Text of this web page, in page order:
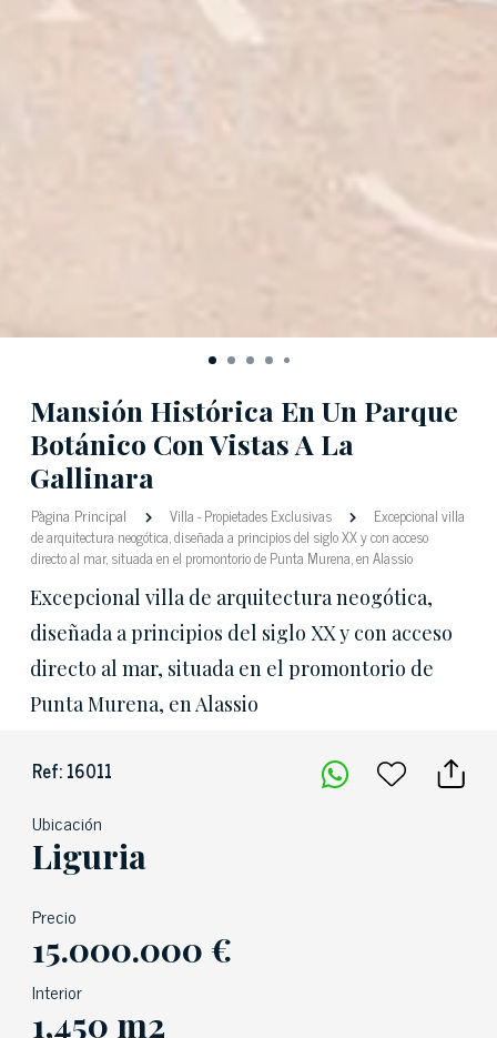
Mansión Histórica En Un Parque
Botánico Con Vistas A La
Gallinara
Pàgina Principal Villa-Propietades Exclusivas
Excepcional villa
de arquitectura neogótica, diseñada a principios del siglo XX y con acceso
directo al mar, situada en el promontorio de Punta Murena, en Alassio
Excepcional villa de arquitectura neogótica,
diseñada a principios del siglo XX y con acceso
directo al mar, situada en el promontorio de
Punta Murena, en Alassio
Ref: 16011
Ubicación
Liguria
Precio
15.000.000 €
Interior
1,450 m2